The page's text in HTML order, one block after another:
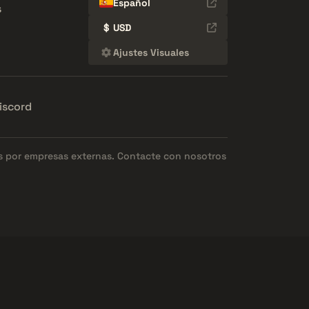
Español
$ USD
Ajustes Visuales
empresas externas. Contacte con nosotros